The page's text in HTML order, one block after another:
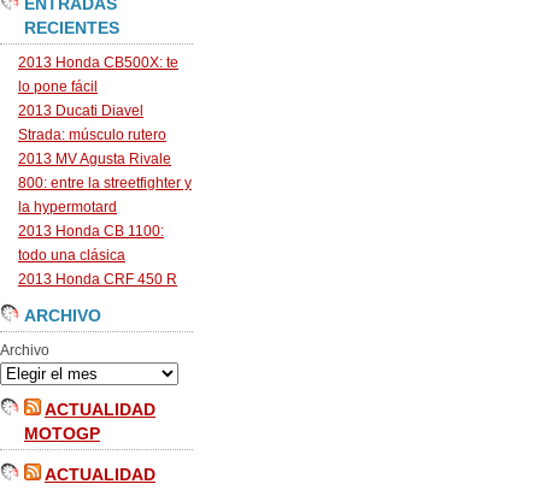
RECIENTES
2013 Honda CB500X: te
lo pone fácil
2013 Ducati Diavel
Strada: músculo rutero
2013 MV Agusta Rivale
800: entre la streetfighter y
la hypermotard
2013 Honda CB 1100:
todo una clásica
2013 Honda CRF 450 R
ARCHIVO
Archivo
ACTUALIDAD
MOTOGP
ACTUALIDAD